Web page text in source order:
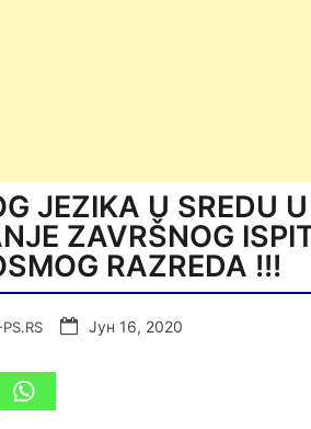
JEZIKA U SREDU
ZAVRŠNOG
RAZREDA !!!
Јун 16, 2020